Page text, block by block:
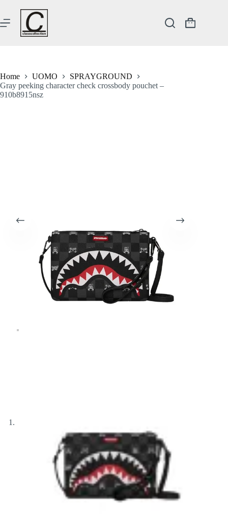
contenuto
Carrello
Home UOMO
SPRAYGROUND
Gray peeking character check crossbody pouchet –
910b8915nsz